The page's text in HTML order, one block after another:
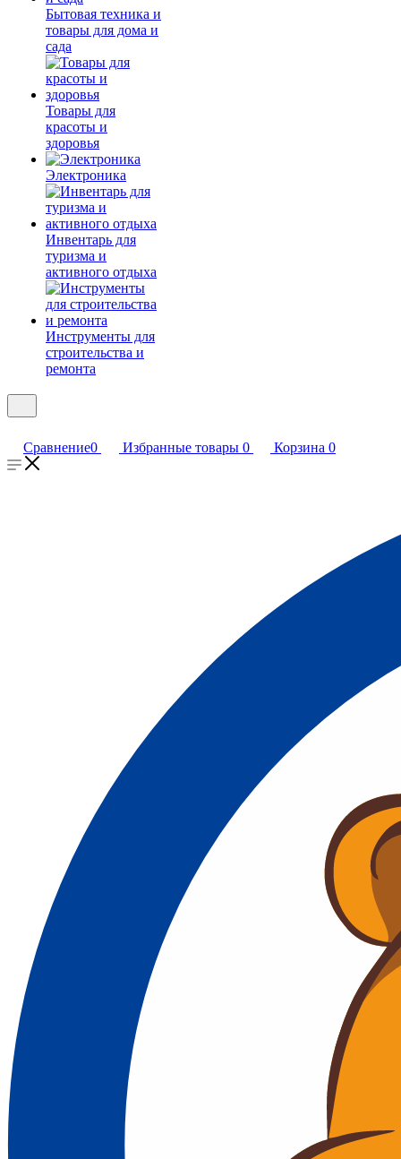
Бытовая техника и
товары для дома и
сада
Товары для
красоты и
здоровья
Электроника
Инвентарь для
туризма и
активного отдыха
Инструменты для
строительства и
ремонта
Сравнение0 Избранные товары 0 Корзина 0